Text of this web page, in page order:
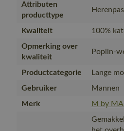
Attributen
producttype
Kwaliteit
100%
Opmerking over
kwaliteit
Poplin-
Productcategorie
Lange
Gebruiker
Mannen
Merk
M by